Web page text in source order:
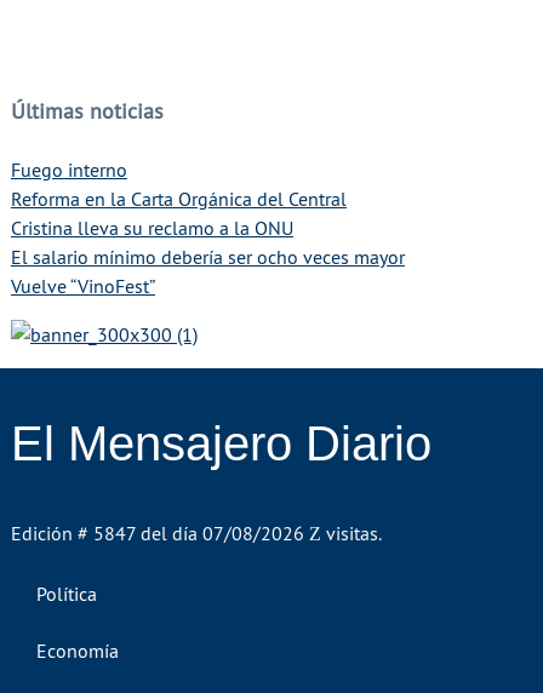
Últimas noticias
Fuego interno
Reforma en la Carta Orgánica del Central
Cristina lleva su reclamo a la ONU
El salario mínimo debería ser ocho veces mayor
Vuelve “VinoFest”
El Mensajero Diario
Edición # 5847 del día 07/08/2026 visitas.
Política
Economía